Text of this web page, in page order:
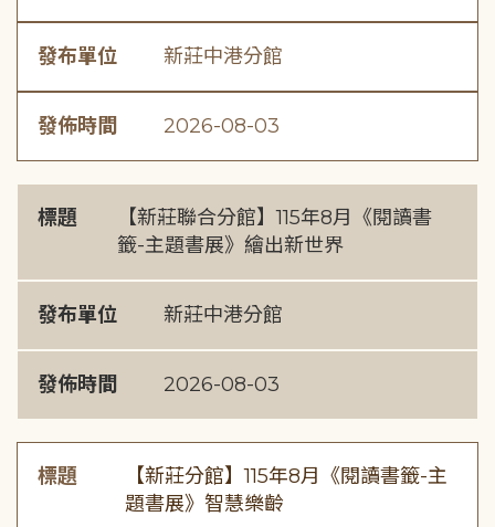
發布單位 新莊中港分館
發佈時間 2026-08-03
標題
【新莊聯合分館】115年8月《閱讀書
籤-主題書展》繪出新世界
發布單位 新莊中港分館
發佈時間 2026-08-03
標題
【新莊分館】115年8月《閱讀書籤-主
題書展》智慧樂齡